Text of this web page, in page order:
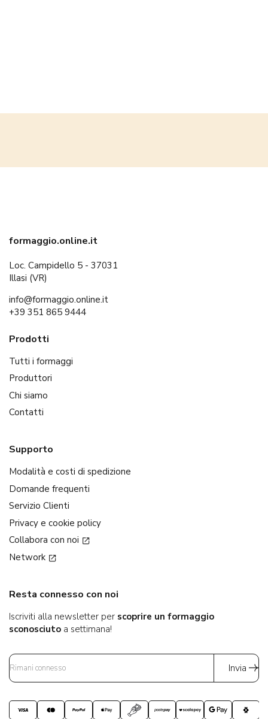
formaggio.online.it
Loc. Campidello 5 - 37031
Illasi (VR)
info@formaggio.online.it
+39 351 865 9444
Prodotti
Tutti i formaggi
Produttori
Chi siamo
Contatti
Supporto
Modalità e costi di spedizione
Domande frequenti
Servizio Clienti
Privacy e cookie policy
Collabora con noi
Network
Resta connesso con noi
Iscriviti alla newsletter per scoprire un formaggio
sconosciuto a settimana!
Invia